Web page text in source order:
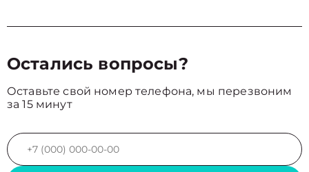
Остались вопросы?
Оставьте свой номер телефона, мы перезвоним
за 15 минут